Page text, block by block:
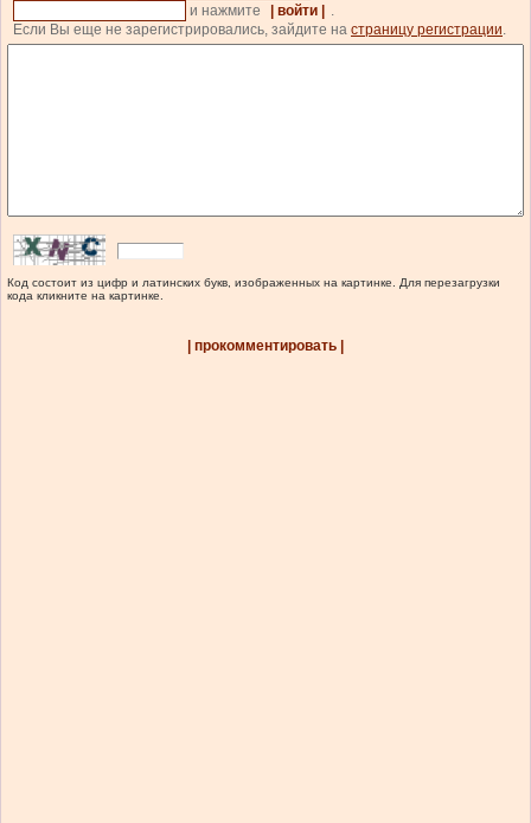
и нажмите
| войти |
.
Если Вы еще не зарегистрировались, зайдите на страницу регистрации.
Код состоит из цифр и латинских букв, изображенных на картинке. Для перезагрузки
кода кликните на картинке.
| прокомментировать |